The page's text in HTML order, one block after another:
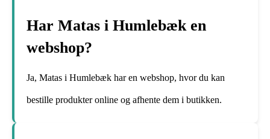
Har Matas i Humlebæk en
webshop?
Ja, Matas i Humlebæk har en webshop, hvor du kan
bestille produkter online og afhente dem i butikken.